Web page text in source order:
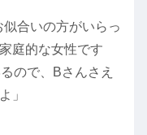
合いの方がいらっ
庭的な女性です
ので、Bさんさえ
」